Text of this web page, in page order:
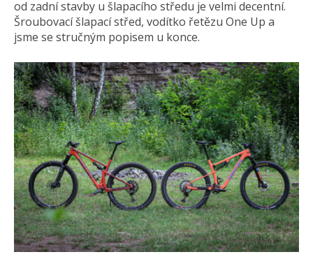
od zadní stavby u šlapacího středu je velmi decentní.
Šroubovací šlapací střed, vodítko řetězu One Up a
jsme se stručným popisem u konce.